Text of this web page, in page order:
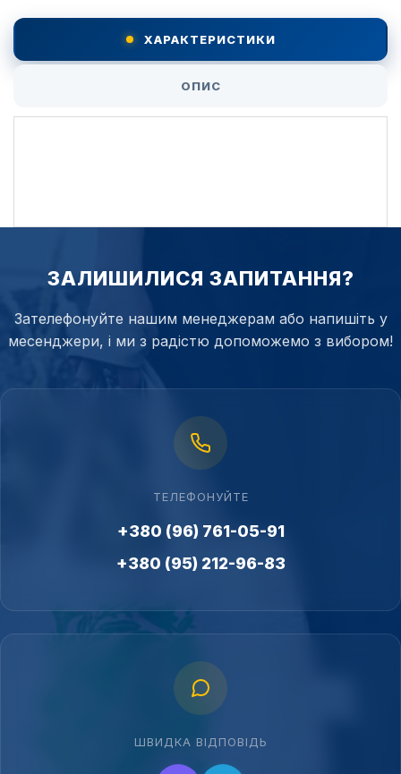
ХАРАКТЕРИСТИКИ
ОПИС
ЗАЛИШИЛИСЯ ЗАПИТАННЯ?
Зателефонуйте нашим менеджерам або напишіть у
месенджери, і ми з радістю допоможемо з вибором!
ТЕЛЕФОНУЙТЕ
+380 (96) 761-05-91
+380 (95) 212-96-83
ШВИДКА ВІДПОВІДЬ